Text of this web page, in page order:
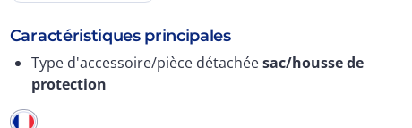
Caractéristiques principales
Type d'accessoire/pièce détachéesac/housse de
protection